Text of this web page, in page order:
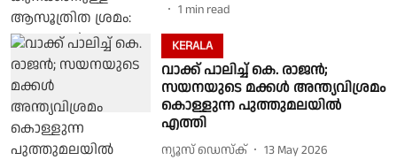
1 min read
KERALA
വാക്ക് പാലിച്ച് കെ. രാജൻ;
സയനയുടെ മക്കള്‍ അന്ത്യവിശ്രമം
കൊള്ളുന്ന പുത്തുമലയില്‍
എത്തി
ന്യൂസ് ഡെസ്ക്
13 May 2026